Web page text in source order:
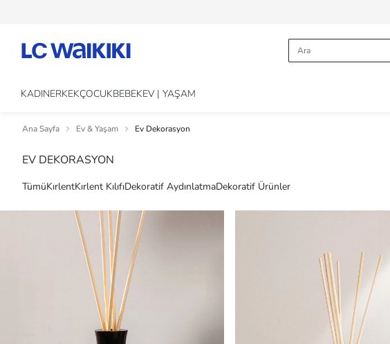
KADINERKEKÇOCUKBEBEKEV | YAŞAM
Ana Sayfa Ev & Yaşam Ev Dekorasyon
EV DEKORASYON
TümüKırlentKırlent KılıfıDekoratif AydınlatmaDekoratif Ürünler